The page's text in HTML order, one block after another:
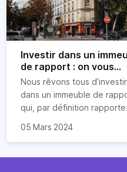
Investir dans un
de rapport : on vous
explique tout
Nous rêvons tous d’investir
dans un immeuble de
qui, par définition rapporte.
placement rentable, à
05 Mars 2024